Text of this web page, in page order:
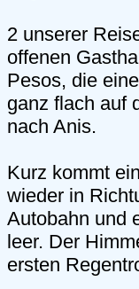
2 unserer
offenen
Pesos, die
ganz flach auf
nach Anis.
Kurz kommt
wieder in
Autobahn und
leer. Der
ersten